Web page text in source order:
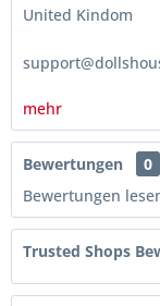
United Kindom
mehr
Bewertungen
0
Bewertungen
Trusted Shops